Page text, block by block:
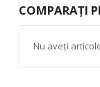
COMPARAȚI
Nu aveți